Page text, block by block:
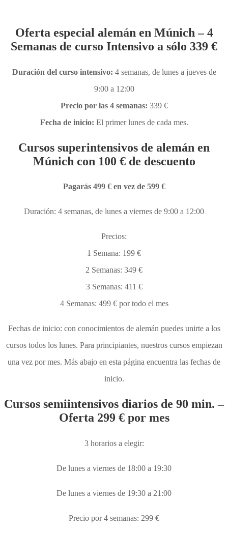
Oferta especial alemán en Múnich – 4
Semanas de curso Intensivo a sólo 339 €
Duración del curso intensivo: 4 semanas, de lunes a jueves de
9:00 a 12:00
Precio por las 4 semanas: 339 €
Fecha de inicio: El primer lunes de cada mes.
Cursos superintensivos de alemán en
Múnich con 100 € de descuento
Pagarás 499 € en vez de 599 €
Duración: 4 semanas, de lunes a viernes de 9:00 a 12:00
Precios:
1 Semana: 199 €
2 Semanas: 349 €
3 Semanas: 411 €
4 Semanas: 499 € por todo el mes
Fechas de inicio: con conocimientos de alemán puedes unirte a los
cursos todos los lunes. Para principiantes, nuestros cursos empiezan
una vez por mes. Más abajo en esta página encuentra las fechas de
inicio.
Cursos semiintensivos diarios de 90 min. –
Oferta 299 € por mes
3 horarios a elegir:
De lunes a viernes de 18:00 a 19:30
De lunes a viernes de 19:30 a 21:00
Precio por 4 semanas: 299 €